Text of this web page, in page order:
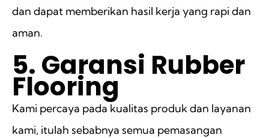
dan dapat memberikan hasil kerja yang rapi dan
aman.
5. Garansi Rubber
Flooring
Kami percaya pada kualitas produk dan layanan
kami, itulah sebabnya semua pemasangan